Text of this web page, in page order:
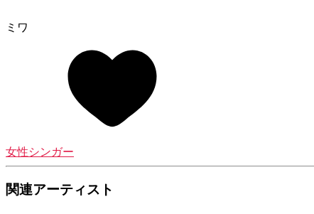
ミワ
女性シンガー
関連アーティスト